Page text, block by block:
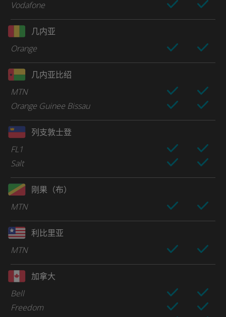
Vodafone
几内亚
Orange
几内亚比绍
MTN
Orange Guinee Bissau
列支敦士登
FL1
Salt
刚果（布）
MTN
利比里亚
MTN
加拿大
Bell
Freedom